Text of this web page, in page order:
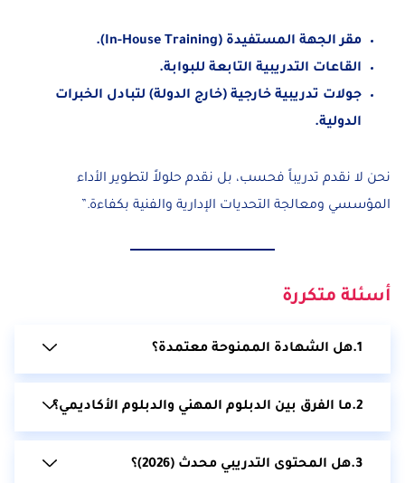
مقر الجهة المستفيدة (In-House Training).
القاعات التدريبية التابعة للبوابة.
جولات تدريبية خارجية (خارج الدولة) لتبادل الخبرات
الدولية.
نحن لا نقدم تدريباً فحسب، بل نقدم حلولاً لتطوير الأداء
المؤسسي ومعالجة التحديات الإدارية والفنية بكفاءة.”
أسئلة متكررة
هل الشهادة الممنوحة معتمدة؟
نعم، جميع دبلوماتنا مهنية ومعتمدة وهي
مصممة لتلبية معايير سوق العمل
المباشرة، وتثبت كفاءتك الفنية والعملية
في التخصص، مما يعزز من فرص قبولك
ما الفرق بين الدبلوم المهني والدبلوم الأكاديمي؟
الدبلوم المهني برنامج تطبيقي يركز على
هل المحتوى التدريبي محدث (2026)؟